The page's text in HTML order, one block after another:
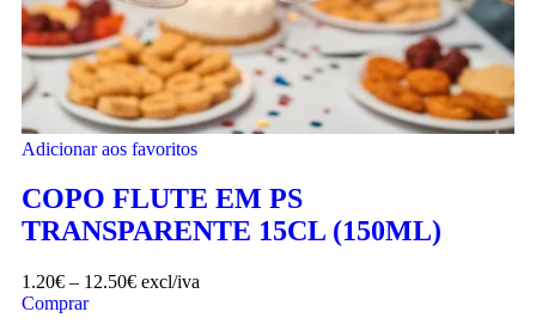
Adicionar aos favoritos
COPO FLUTE EM PS
TRANSPARENTE 15CL (150ML)
1.20€ – 12.50€ excl/iva
Comprar